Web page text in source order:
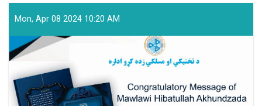
Vocational
Education
Training
Held
a
Graduation
Ceremony
Mon, Apr 08 2024 10:20 AM